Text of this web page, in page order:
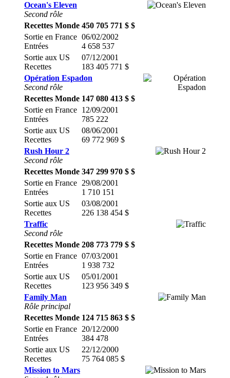
Ocean's Eleven
Second rôle
Recettes Monde 450 705 771 $ $
Sortie en France
Entrées
06/02/2002
4 658 537
Sortie aux US
Recettes
07/12/2001
183 405 771 $
Opération Espadon
Second rôle
Recettes Monde 147 080 413 $ $
Sortie en France
Entrées
12/09/2001
785 222
Sortie aux US
Recettes
08/06/2001
69 772 969 $
Rush Hour 2
Second rôle
Recettes Monde 347 299 970 $ $
Sortie en France
Entrées
29/08/2001
1 710 151
Sortie aux US
Recettes
03/08/2001
226 138 454 $
Traffic
Second rôle
Recettes Monde 208 773 779 $ $
Sortie en France
Entrées
07/03/2001
1 938 732
Sortie aux US
Recettes
05/01/2001
123 956 349 $
Family Man
Rôle principal
Recettes Monde 124 715 863 $ $
Sortie en France
Entrées
20/12/2000
384 478
Sortie aux US
Recettes
22/12/2000
75 764 085 $
Mission to Mars